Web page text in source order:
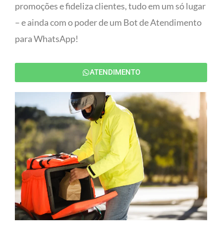
promoções e fideliza clientes, tudo em um só lugar
– e ainda com o poder de um Bot de Atendimento
para WhatsApp!
ATENDIMENTO